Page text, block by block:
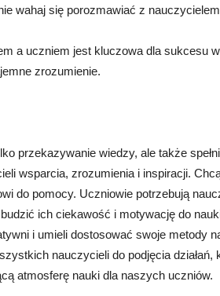
wahaj się porozmawiać z
a uczniem jest kluczowa dla sukcesu
zrozumienie.
przekazywanie wiedzy, ale także
wsparcia, zrozumienia i inspiracji.
do pomocy. Uczniowie potrzebują
ich ciekawość i motywację do
i umieli dostosować swoje metody
nauczycieli do podjęcia działań,
atmosferę nauki dla naszych uczniów.